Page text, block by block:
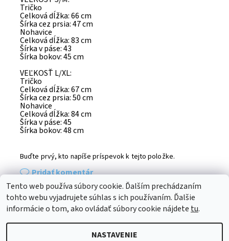
Tričko
Celková dĺžka: 66 cm
Šírka cez prsia: 47 cm
Nohavice
Celková dĺžka: 83 cm
Šírka v páse: 43
Šírka bokov: 45 cm
VEĽKOSŤ L/XL:
Tričko
Celková dĺžka: 67 cm
Šírka cez prsia: 50 cm
Nohavice
Celková dĺžka: 84 cm
Šírka v páse: 45
Šírka bokov: 48 cm
Buďte prvý, kto napíše príspevok k tejto položke.
Pridať komentár
Médiá
Tento web používa súbory cookie. Ďalším prechádzaním
tohto webu vyjadrujete súhlas s ich používaním. Ďalšie
informácie o tom, ako ovládať súbory cookie nájdete tu.
NASTAVENIE